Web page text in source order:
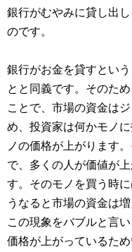
銀行がむやみに貸し出
のです。
銀行がお金を貸すとい
とと同義です。そのた
ことで、市場の資金は
め、投資家は何かモノ
ノの価格が上がります
で、多くの人が価値が
す。そのモノを買う時
うなると市場の資金は
この現象をバブルと言
価格が上がっているた